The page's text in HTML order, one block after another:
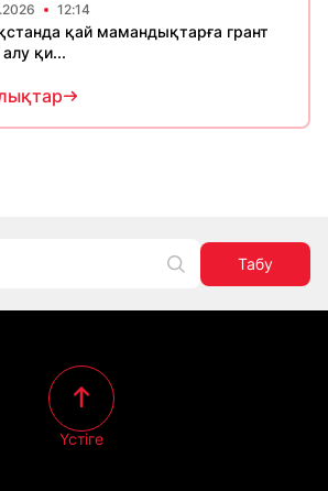
12:14
қай мамандықтарға грант
қи...
Табу
Үстіге